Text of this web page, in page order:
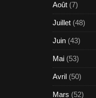
Août (7)
Juillet (48)
Juin (43)
Mai (53)
Avril (50)
Mars (52)